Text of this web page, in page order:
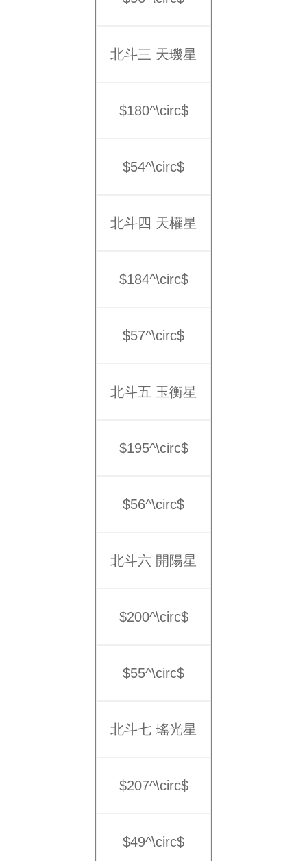
北斗三 天璣星
$180^\circ$
$54^\circ$
北斗四 天權星
$184^\circ$
$57^\circ$
北斗五 玉衡星
$195^\circ$
$56^\circ$
北斗六 開陽星
$200^\circ$
$55^\circ$
北斗七 瑤光星
$207^\circ$
$49^\circ$